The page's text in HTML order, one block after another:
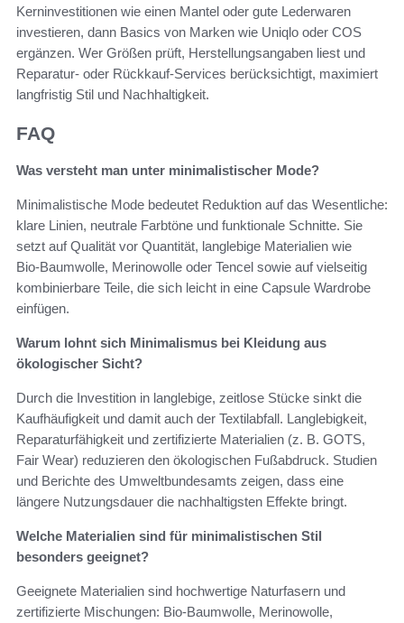
Kerninvestitionen wie einen Mantel oder gute Lederwaren
investieren, dann Basics von Marken wie Uniqlo oder COS
ergänzen. Wer Größen prüft, Herstellungsangaben liest und
Reparatur- oder Rückkauf-Services berücksichtigt, maximiert
langfristig Stil und Nachhaltigkeit.
FAQ
Was versteht man unter minimalistischer Mode?
Minimalistische Mode bedeutet Reduktion auf das Wesentliche:
klare Linien, neutrale Farbtöne und funktionale Schnitte. Sie
setzt auf Qualität vor Quantität, langlebige Materialien wie
Bio‑Baumwolle, Merinowolle oder Tencel sowie auf vielseitig
kombinierbare Teile, die sich leicht in eine Capsule Wardrobe
einfügen.
Warum lohnt sich Minimalismus bei Kleidung aus
ökologischer Sicht?
Durch die Investition in langlebige, zeitlose Stücke sinkt die
Kaufhäufigkeit und damit auch der Textilabfall. Langlebigkeit,
Reparaturfähigkeit und zertifizierte Materialien (z. B. GOTS,
Fair Wear) reduzieren den ökologischen Fußabdruck. Studien
und Berichte des Umweltbundesamts zeigen, dass eine
längere Nutzungsdauer die nachhaltigsten Effekte bringt.
Welche Materialien sind für minimalistischen Stil
besonders geeignet?
Geeignete Materialien sind hochwertige Naturfasern und
zertifizierte Mischungen: Bio‑Baumwolle, Merinowolle,